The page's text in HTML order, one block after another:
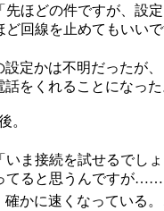
「先ほどの件ですが、設
ど回線を止めてもいい
定かは不明だったが
話をくれることになっ
。
「いま接続を試せるでし
てると思うんですが
かに速くなっている